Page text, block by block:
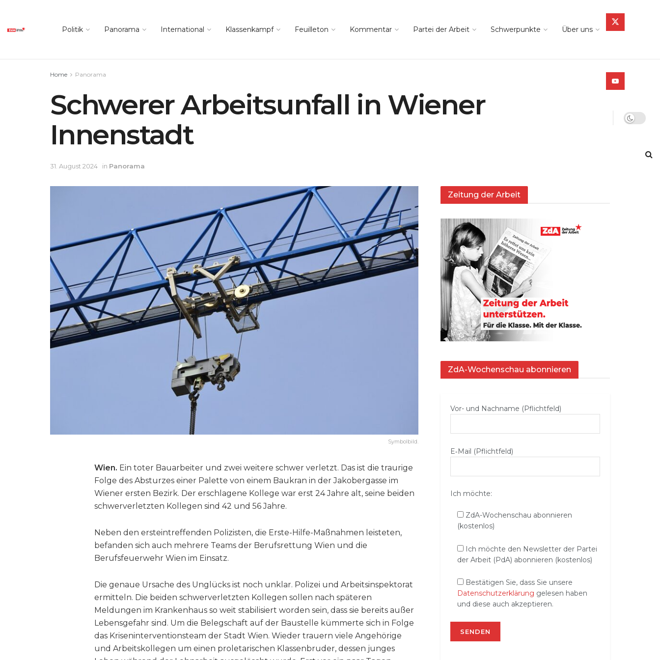
Politik Panorama International Klassenkampf Feuilleton Kommentar Partei der Arbeit Schwerpunkte Über uns
Home Panorama
Schwerer Arbeitsunfall in Wiener
Innenstadt
31. August 2024 in Panorama
Symbolbild.
Wien. Ein toter Bauarbeiter und zwei weitere schwer verletzt. Das ist die traurige
Folge des Absturzes einer Palette von einem Baukran in der Jakobergasse im
Wiener ersten Bezirk. Der erschlagene Kollege war erst 24 Jahre alt, seine beiden
schwerverletzten Kollegen sind 42 und 56 Jahre.
Neben den ersteintreffenden Polizisten, die Erste-Hilfe-Maßnahmen leisteten,
befanden sich auch mehrere Teams der Berufsrettung Wien und die
Berufsfeuerwehr Wien im Einsatz.
Die genaue Ursache des Unglücks ist noch unklar. Polizei und Arbeitsinspektorat
ermitteln. Die beiden schwerverletzten Kollegen sollen nach späteren
Meldungen im Krankenhaus so weit stabilisiert worden sein, dass sie bereits außer
Lebensgefahr sind. Um die Belegschaft auf der Baustelle kümmerte sich in Folge
das Kriseninterventionsteam der Stadt Wien. Wieder trauern viele Angehörige
und Arbeitskollegen um einen proletarischen Klassenbruder, dessen junges
Zeitung der Arbeit
ZdA-Wochenschau abonnieren
Vor- und Nachname (Pflichtfeld)
E‑Mail (Pflichtfeld)
Ich möchte:
ZdA-Wochenschau abonnieren
(kostenlos)
Ich möchte den Newsletter der Partei
der Arbeit (PdA) abonnieren (kostenlos)
Bestätigen Sie, dass Sie unsere
Datenschutzerklärung gelesen haben
und diese auch akzeptieren.